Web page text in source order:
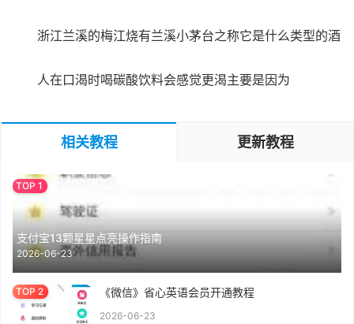
浙江兰溪的梅江烧有兰溪小茅台之称它是什么类型的酒
人在口渴时喝碳酸饮料会感觉更渴主要是因为
相关教程 更新教程
支付宝13颗星星点亮操作指南
2026-06-23
《微信》省心英语会员开通教程
2026-06-23